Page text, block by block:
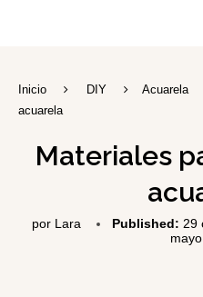
Inicio DIY Acuarela
acuarela
Materiales
por Lara Published: 29